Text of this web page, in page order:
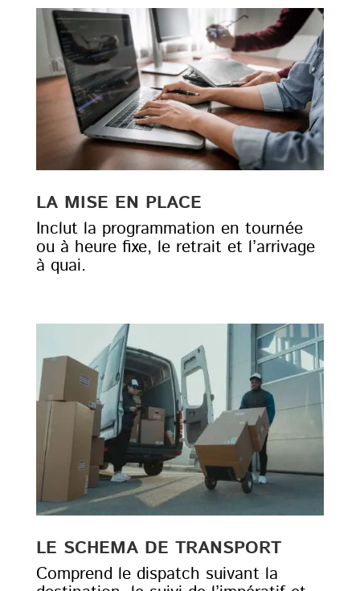
LA MISE EN PLACE
Inclut la programmation en tournée
ou à heure fixe, le retrait et l’arrivage
à quai.
LE SCHEMA DE TRANSPORT
Comprend le dispatch suivant la